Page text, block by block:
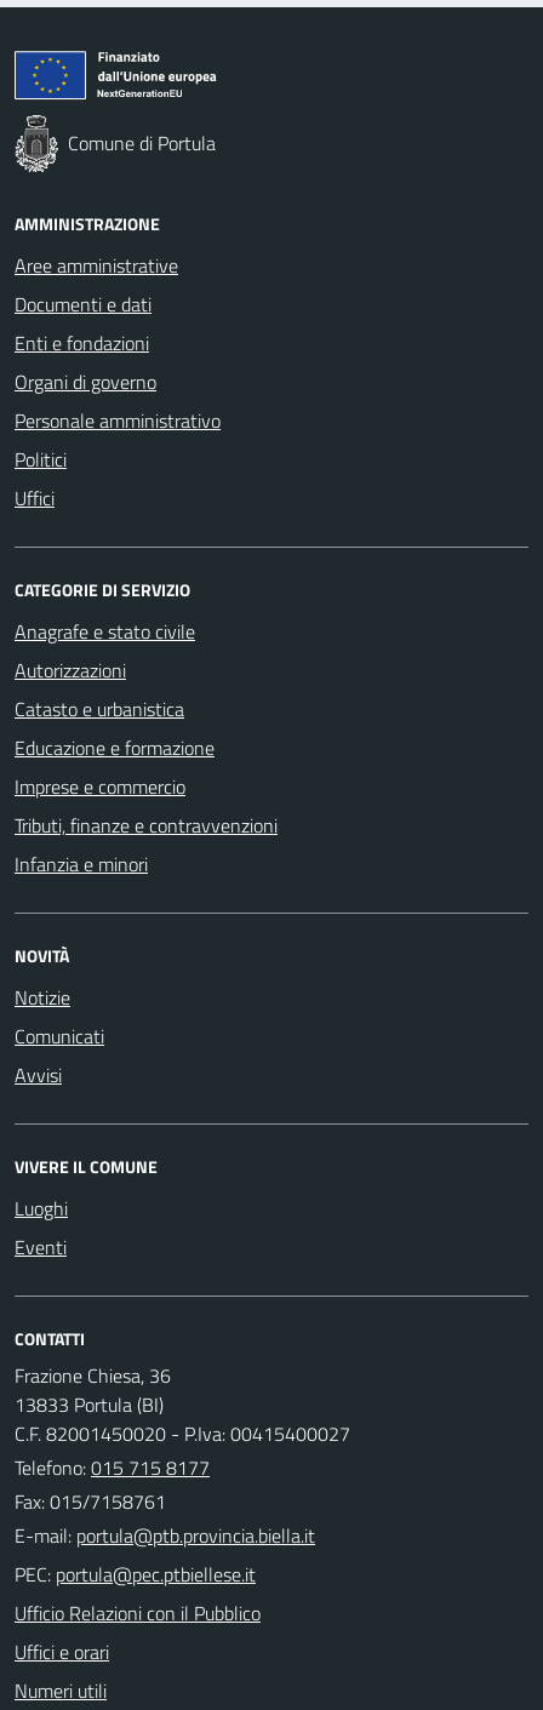
Comune di Portula
AMMINISTRAZIONE
Aree amministrative
Documenti e dati
Enti e fondazioni
Organi di governo
Personale amministrativo
Politici
Uffici
CATEGORIE DI SERVIZIO
Anagrafe e stato civile
Autorizzazioni
Catasto e urbanistica
Educazione e formazione
Imprese e commercio
Tributi, finanze e contravvenzioni
Infanzia e minori
NOVITÀ
Notizie
Comunicati
Avvisi
VIVERE IL COMUNE
Luoghi
Eventi
CONTATTI
Frazione Chiesa, 36
13833 Portula (BI)
C.F. 82001450020 - P.Iva: 00415400027
Telefono:015 715 8177
Fax: 015/7158761
E-mail:
PEC:
Ufficio Relazioni con il Pubblico
Uffici e orari
Numeri utili